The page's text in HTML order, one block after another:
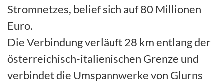
Stromnetzes, belief sich auf 80 Millionen
Euro.
Die Verbindung verläuft 28 km entlang der
österreichisch-italienischen Grenze und
verbindet die Umspannwerke von Glurns